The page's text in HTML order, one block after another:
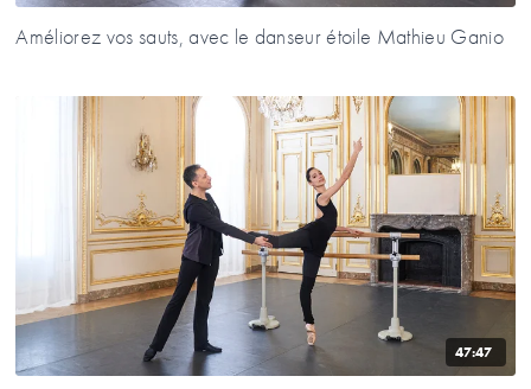
Améliorez vos sauts, avec le danseur étoile Mathieu Ganio
47:47